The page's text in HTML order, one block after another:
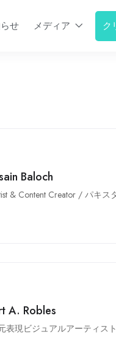
せ メディア ク
Baloch
& Content Creator / パキス
A. Robles
表現ビジュアルアーティスト